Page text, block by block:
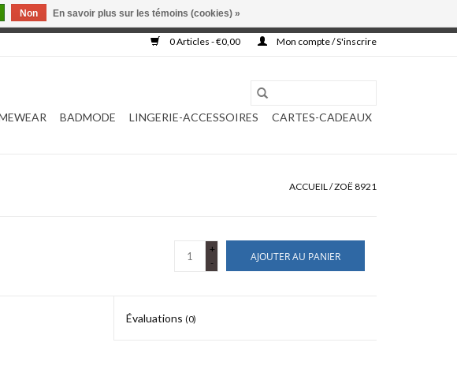
0 Articles - €0,00 Mon compte / S'inscrire
BADMODE LINGERIE-ACCESSOIRES CARTES-CADEAUX
ACCUEIL/ZOË 8921
+
-
AJOUTER AU PANIER
Évaluations (0)
Non En savoir plus sur les témoins (cookies) »
ne sera ni traitée, ni complétée.